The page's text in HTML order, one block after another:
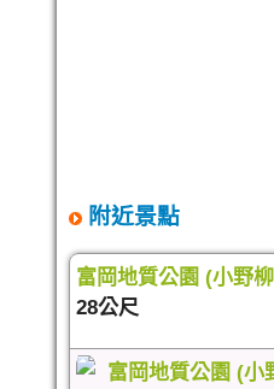
附近景點
富岡地質公園 (小野
28公尺
富岡地質公園 (小